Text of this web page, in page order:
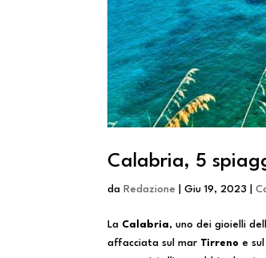
Calabria, 5
da Redazione |Giu 19, 2023 |
La Calabria, uno dei gioielli
affacciata sul mar Tirreno e